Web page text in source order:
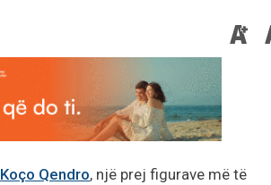
Koço Qendro, një prej figurave më të